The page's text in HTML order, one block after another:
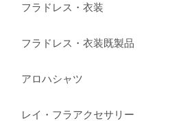
フラドレス・衣装
フラドレス・衣装既製品
アロハシャツ
レイ・フラアクセサリー